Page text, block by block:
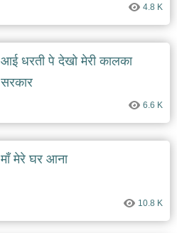
4.8 K
आई धरती पे देखो मेरी कालका
सरकार
6.6 K
माँ मेरे घर आना
10.8 K